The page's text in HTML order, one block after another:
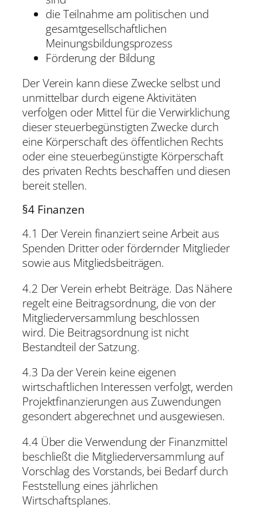
die Teilnahme am politischen und
gesamtgesellschaftlichen
Meinungsbildungsprozess
Förderung der Bildung
Der Verein kann diese Zwecke selbst und
unmittelbar durch eigene Aktivitäten
verfolgen oder Mittel für die Verwirklichung
dieser steuerbegünstigten Zwecke durch
eine Körperschaft des öffentlichen Rechts
oder eine steuerbegünstigte Körperschaft
des privaten Rechts beschaffen und diesen
bereit stellen.
§4 Finanzen
4.1 Der Verein finanziert seine Arbeit aus
Spenden Dritter oder fördernder Mitglieder
sowie aus Mitgliedsbeiträgen.
4.2 Der Verein erhebt Beiträge. Das Nähere
regelt eine Beitragsordnung, die von der
Mitgliederversammlung beschlossen
wird. Die Beitragsordnung ist nicht
Bestandteil der Satzung.
4.3 Da der Verein keine eigenen
wirtschaftlichen Interessen verfolgt, werden
Projektfinanzierungen aus Zuwendungen
gesondert abgerechnet und ausgewiesen.
4.4 Über die Verwendung der Finanzmittel
beschließt die Mitgliederversammlung auf
Vorschlag des Vorstands, bei Bedarf durch
Feststellung eines jährlichen
Wirtschaftsplanes.